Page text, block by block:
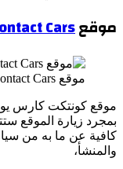
موقعCars
موقع Contact Cars
موقع كونتكت كارس
بمجرد زيارة الموقع
كافية عن ما به من
والمنشأ،